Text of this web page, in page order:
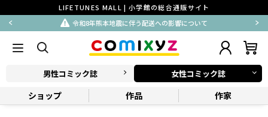
LIFETUNES MALL | 小学館の総合通販サイト
令和8年熊本地震に伴う配送への影響について
男性コミック誌 女性コミック誌
ショップ 作品 作家